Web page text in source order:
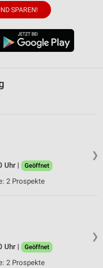
SPAREN!
❯
Uhr |
Geöffnet
2 Prospekte
❯
Uhr |
Geöffnet
2 Prospekte